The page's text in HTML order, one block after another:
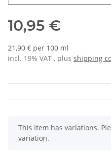
10,95 €
21,90 € per 100 ml
incl. 19% VAT , plus shipping
x
This item has variations.
variation.